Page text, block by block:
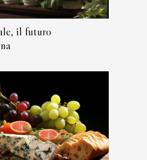
il futuro